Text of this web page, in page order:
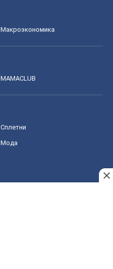
Mакроэкономика
MAMACLUB
Сплетни
Мода